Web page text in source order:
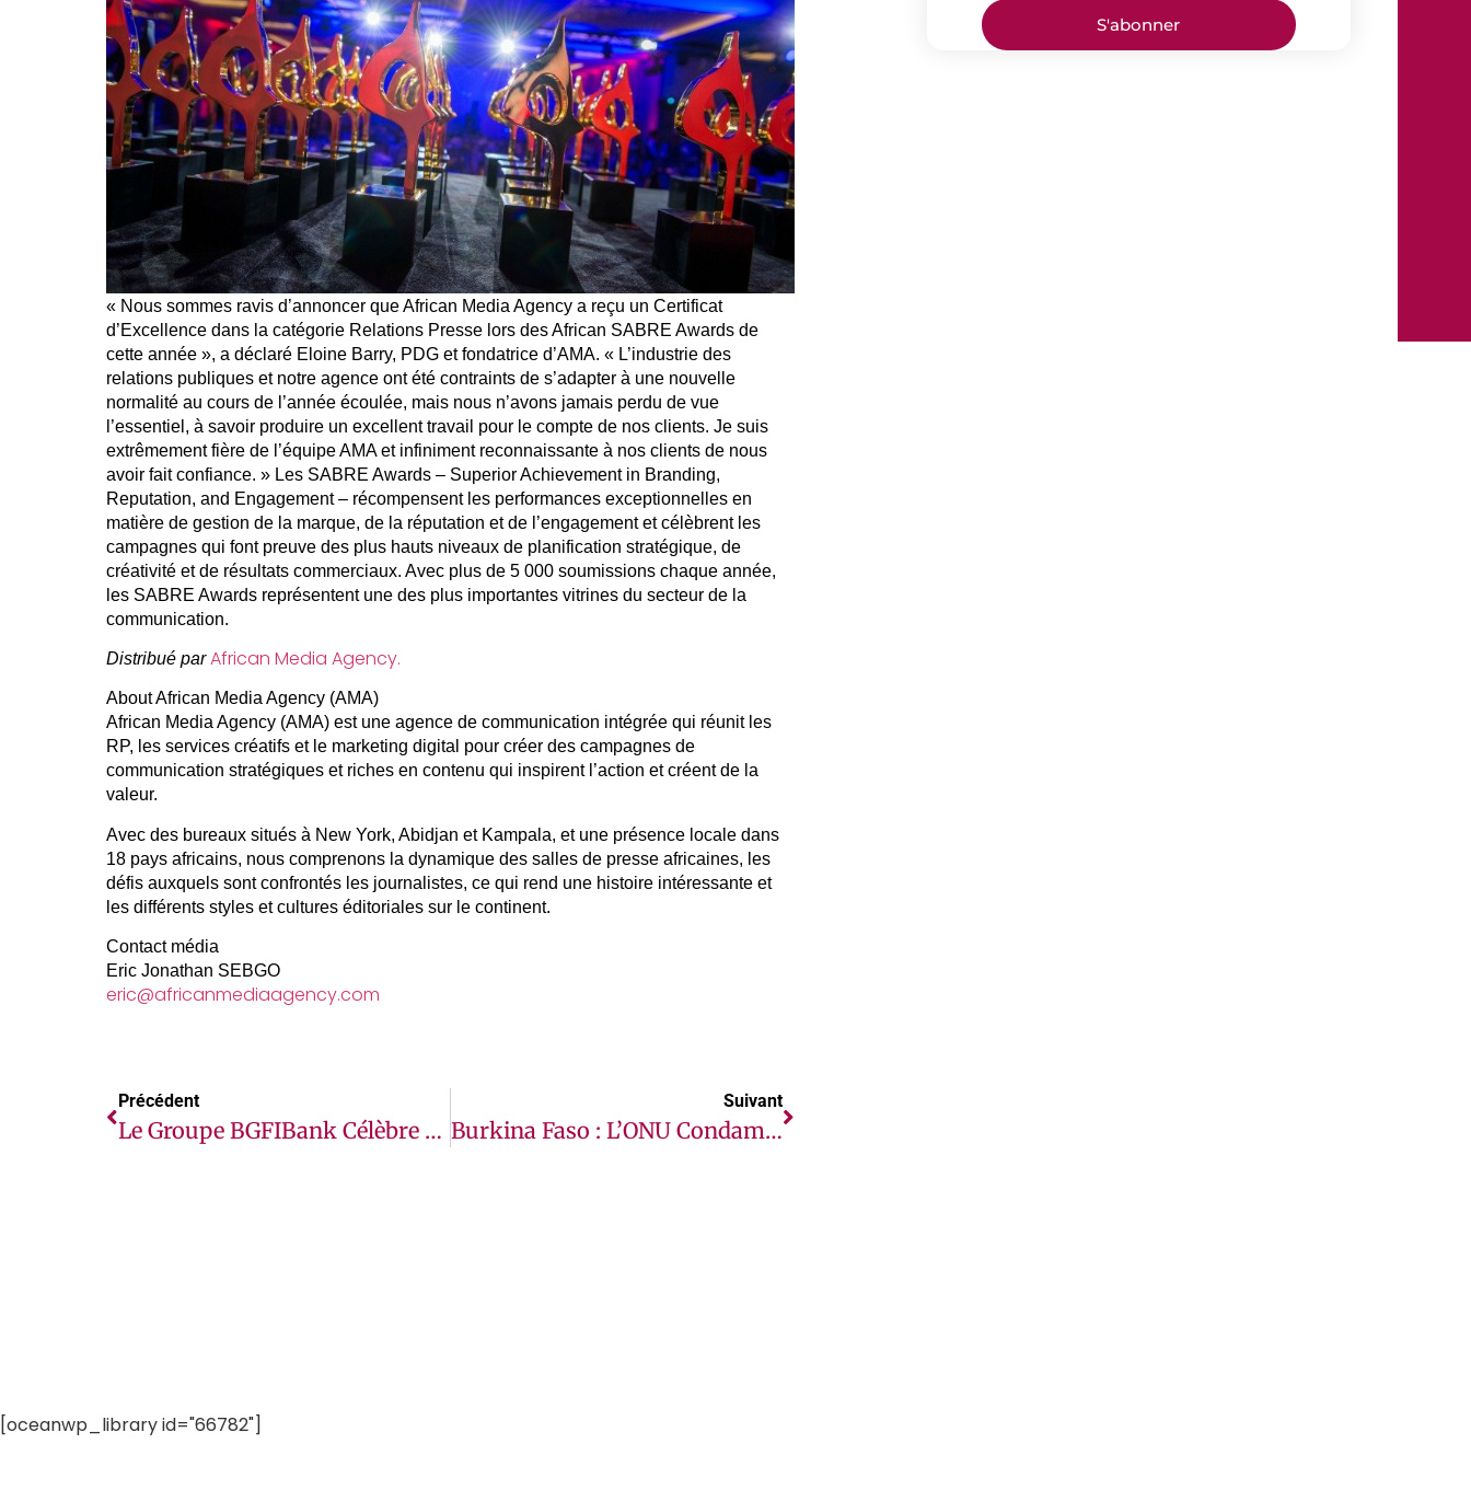
« Nous sommes ravis d’annoncer que African Media Agency a reçu un Certificat
d’Excellence dans la catégorie Relations Presse lors des African SABRE Awards de
cette année », a déclaré Eloine Barry, PDG et fondatrice d’AMA. « L’industrie des
relations publiques et notre agence ont été contraints de s’adapter à une nouvelle
normalité au cours de l’année écoulée, mais nous n’avons jamais perdu de vue
l’essentiel, à savoir produire un excellent travail pour le compte de nos clients. Je suis
extrêmement fière de l’équipe AMA et infiniment reconnaissante à nos clients de nous
avoir fait confiance. » Les SABRE Awards – Superior Achievement in Branding,
Reputation, and Engagement – récompensent les performances exceptionnelles en
matière de gestion de la marque, de la réputation et de l’engagement et célèbrent les
campagnes qui font preuve des plus hauts niveaux de planification stratégique, de
créativité et de résultats commerciaux. Avec plus de 5 000 soumissions chaque année,
les SABRE Awards représentent une des plus importantes vitrines du secteur de la
communication.
Distribué parAfrican Media Agency.
About African Media Agency (AMA)
African Media Agency (AMA) est une agence de communication intégrée qui réunit les
RP, les services créatifs et le marketing digital pour créer des campagnes de
communication stratégiques et riches en contenu qui inspirent l’action et créent de la
valeur.
Avec des bureaux situés à New York, Abidjan et Kampala, et une présence locale dans
18 pays africains, nous comprenons la dynamique des salles de presse africaines, les
défis auxquels sont confrontés les journalistes, ce qui rend une histoire intéressante et
les différents styles et cultures éditoriales sur le continent.
Contact média
Eric Jonathan SEBGO
eric@africanmediaagency.com
Précédent
Le Groupe BGFIBank Célèbre 50 Ans D’existence
Suivant
Burkina Faso : L’ONU Condamne L’attaque Meurtrière Contre Une Centaine De Civils
S'abonner
[oceanwp_library id="66782"]